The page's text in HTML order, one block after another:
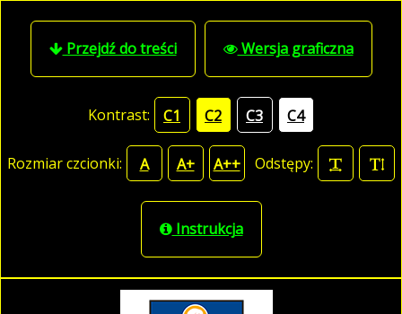
Przejdź do treści Wersja graficzna
Kontrast: C1 C2 C3 C4
Rozmiar czcionki: A A+ A++ Odstępy:
Instrukcja